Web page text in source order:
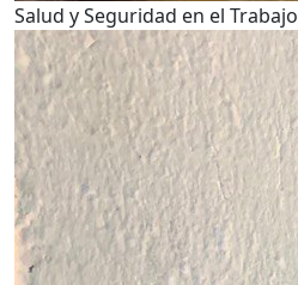
Salud y Seguridad en el Trabajo